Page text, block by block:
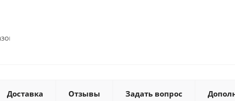
Доставка Отзывы Задать вопрос